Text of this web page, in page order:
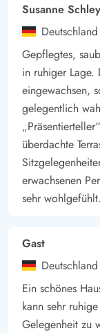
Susanne Schley
Deutschland
Gepflegtes,
in ruhiger Lage.
eingewachsen,
gelegentlich
überdachte
erwachsenen
sehr wohlgefühlt.
Gast
Deutschland
Ein schönes
kann sehr
Gelegenheit zu